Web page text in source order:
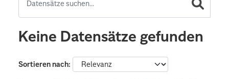
Keine Datensätze gefunden
Sortieren nach